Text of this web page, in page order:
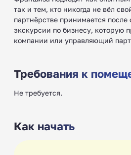
так и тем, кто никогда не вёл
партнёрстве принимается после
экскурсии по бизнесу, которую
компании или управляющий
Требования к
Не требуется.
Как начать